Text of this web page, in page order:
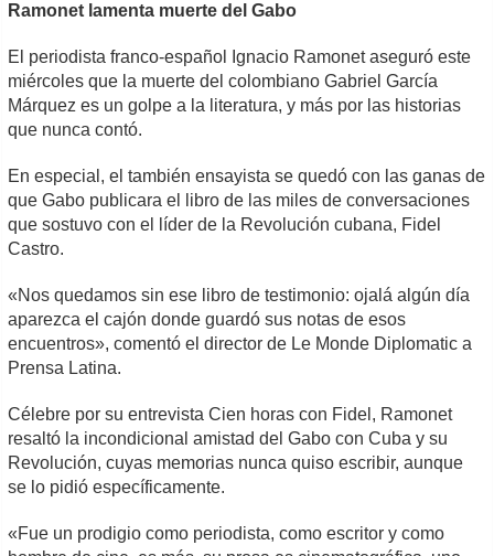
Ramonet lamenta muerte del Gabo
El periodista franco-español Ignacio Ramonet aseguró este
miércoles que la muerte del colombiano Gabriel García
Márquez es un golpe a la literatura, y más por las historias
que nunca contó.
En especial, el también ensayista se quedó con las ganas de
que Gabo publicara el libro de las miles de conversaciones
que sostuvo con el líder de la Revolución cubana, Fidel
Castro.
«Nos quedamos sin ese libro de testimonio: ojalá algún día
aparezca el cajón donde guardó sus notas de esos
encuentros», comentó el director de Le Monde Diplomatic a
Prensa Latina.
Célebre por su entrevista Cien horas con Fidel, Ramonet
resaltó la incondicional amistad del Gabo con Cuba y su
Revolución, cuyas memorias nunca quiso escribir, aunque
se lo pidió específicamente.
«Fue un prodigio como periodista, como escritor y como